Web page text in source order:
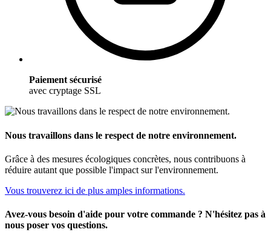
Paiement sécurisé
avec cryptage SSL
Nous travaillons dans le respect de notre environnement.
Grâce à des mesures écologiques concrètes, nous contribuons à
réduire autant que possible l'impact sur l'environnement.
Vous trouverez ici de plus amples informations.
Avez-vous besoin d'aide pour votre commande ? N'hésitez pas à
nous poser vos questions.